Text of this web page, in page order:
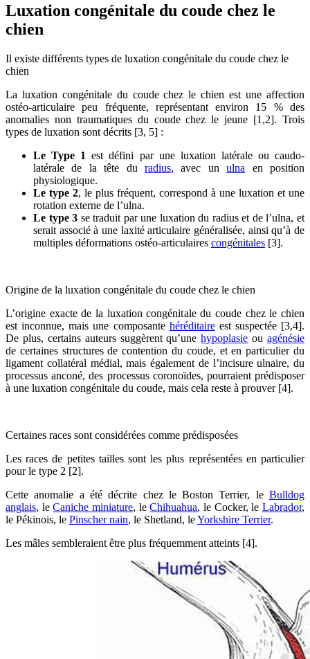
Luxation congénitale du coude chez le
chien
Il existe différents types de luxation congénitale du coude chez le
chien
La luxation congénitale du coude chez le chien est une affection
ostéo-articulaire peu fréquente, représentant environ 15 % des
anomalies non traumatiques du coude chez le jeune [1,2]. Trois
types de luxation sont décrits [3, 5] :
Le Type 1 est défini par une luxation latérale ou caudo-
latérale de la tête du radius, avec unulna en position
physiologique.
Le type 2, le plus fréquent, correspond à une luxation et une
rotation externe de l’ulna.
Le type 3 se traduit par une luxation du radius et de l’ulna, et
serait associé à une laxité articulaire généralisée, ainsi qu’à de
multiples déformations ostéo-articulaires congénitales [3].
Origine de la luxation congénitale du coude chez le chien
L’origine exacte de la luxation congénitale du coude chez le chien
est inconnue, mais une composante héréditaireest suspectée [3,4].
De plus, certains auteurs suggèrent qu’unehypoplasie ou agénésie
de certaines structures de contention du coude, et en particulier du
ligament collatéral médial, mais également de l’incisure ulnaire, du
processus anconé, des processus coronoïdes, pourraient prédisposer
à une luxation congénitale du coude, mais cela reste à prouver [4].
Certaines races sont considérées comme prédisposées
Les races de petites tailles sont les plus représentées en particulier
pour le type 2 [2].
Cette anomalie a été décrite chez le Boston Terrier, le Bulldog
anglais, leCaniche miniature, leChihuahua, le Cocker, leLabrador,
le Pékinois, le Pinscher nain, le Shetland, leYorkshire Terrier.
Les mâles sembleraient être plus fréquemment atteints [4].